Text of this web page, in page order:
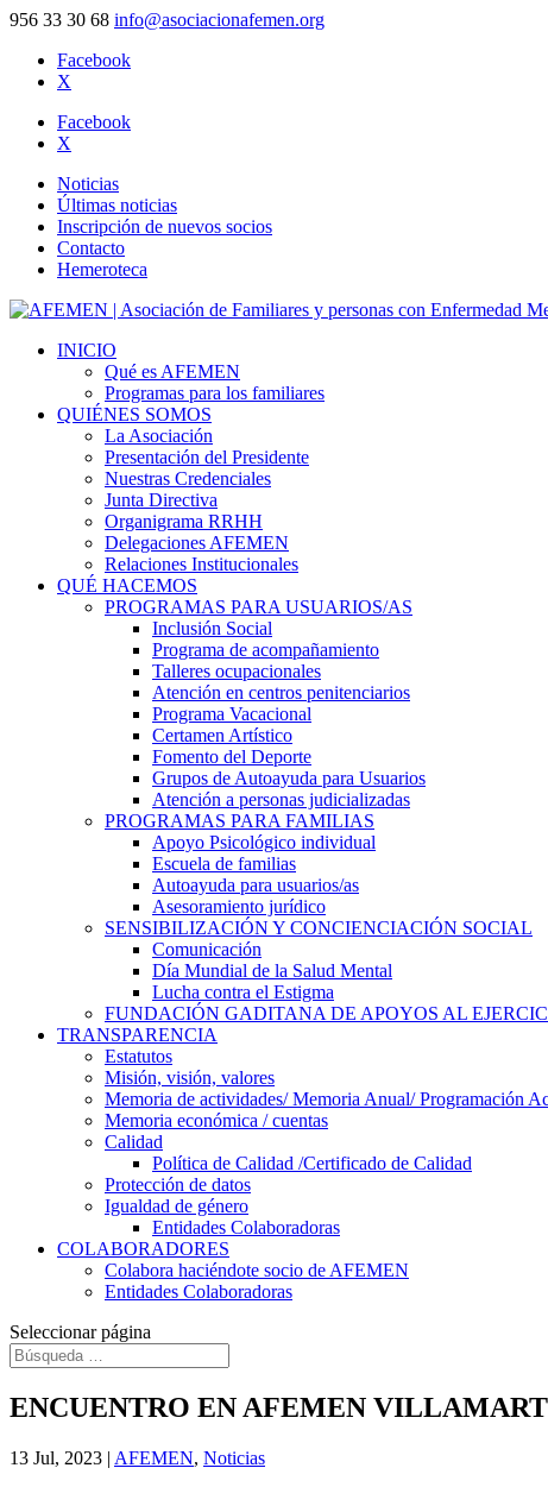
956 33 30 68 info@asociacionafemen.org
Facebook
X
Facebook
X
Noticias
Últimas noticias
Inscripción de nuevos socios
Contacto
Hemeroteca
INICIO
Qué es AFEMEN
Programas para los familiares
QUIÉNES SOMOS
La Asociación
Presentación del Presidente
Nuestras Credenciales
Junta Directiva
Organigrama RRHH
Delegaciones AFEMEN
Relaciones Institucionales
QUÉ HACEMOS
PROGRAMAS PARA USUARIOS/AS
Inclusión Social
Programa de acompañamiento
Talleres ocupacionales
Atención en centros penitenciarios
Programa Vacacional
Certamen Artístico
Fomento del Deporte
Grupos de Autoayuda para Usuarios
Atención a personas judicializadas
PROGRAMAS PARA FAMILIAS
Apoyo Psicológico individual
Escuela de familias
Autoayuda para usuarios/as
Asesoramiento jurídico
SENSIBILIZACIÓN Y CONCIENCIACIÓN SOCIAL
Comunicación
Día Mundial de la Salud Mental
Lucha contra el Estigma
FUNDACIÓN GADITANA DE APOYOS AL
TRANSPARENCIA
Estatutos
Misión, visión, valores
Memoria de actividades/ Memoria Anual/ Programación
Memoria económica / cuentas
Calidad
Política de Calidad /Certificado de Calidad
Protección de datos
Igualdad de género
Entidades Colaboradoras
COLABORADORES
Colabora haciéndote socio de AFEMEN
Entidades Colaboradoras
Seleccionar página
ENCUENTRO EN AFEMEN
13 Jul, 2023 | AFEMEN, Noticias